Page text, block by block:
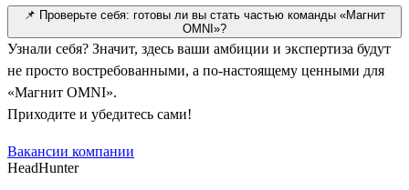
📌 Проверьте себя: готовы ли вы стать частью команды «Магнит
OMNI»?
Узнали себя? Значит, здесь ваши амбиции и экспертиза будут
не просто востребованными, а по-настоящему ценными для
«Магнит OMNI».
Приходите и убедитесь сами!
Вакансии компании
HeadHunter